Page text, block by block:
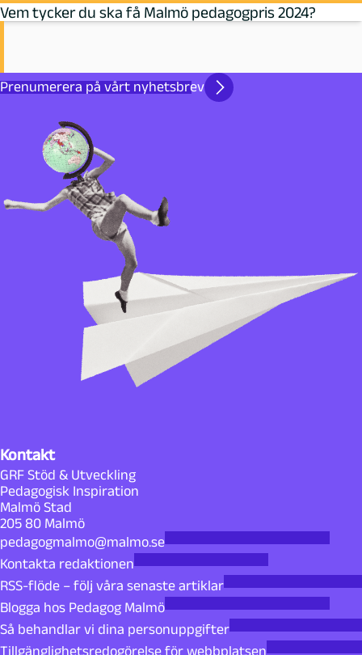
Vem tycker du ska få Malmö pedagogpris 2024?
Prenumerera på vårt nyhetsbrev
Kontakt
GRF Stöd & Utveckling
Pedagogisk Inspiration
Malmö Stad
205 80 Malmö
pedagogmalmo@malmo.se
Kontakta redaktionen
RSS-flöde – följ våra senaste artiklar
Blogga hos Pedagog Malmö
Så behandlar vi dina personuppgifter
Tillgänglighetsredogörelse för webbplatsen